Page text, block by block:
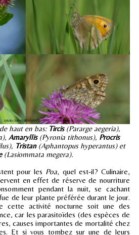
haut en bas: Tircis(Pararge aegeria),
Amaryllis(Pyronia tithonus), Procris
Tristan(Aphantopus hyperantus) et
(Lasiommata megera).
pour les Poa, quel est-il? Culinaire,
en effet de réserve de nourriture
pendant la nuit, se cachant
de leur plante préférée durant le jour.
cette activité nocturne soit une des
car les parasitoïdes (des espèces de
causes importantes de mortalité chez
Et si vous tombez sur une de leurs